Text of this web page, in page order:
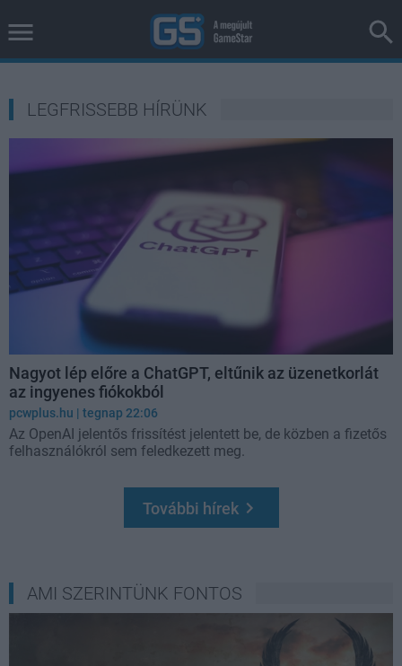
LEGFRISSEBB HÍRÜNK
Nagyot lép előre a ChatGPT, eltűnik az üzenetkorlát
az ingyenes fiókokból
pcwplus.hu | tegnap 22:06
Az OpenAI jelentős frissítést jelentett be, de közben a fizetős
felhasználókról sem feledkezett meg.
További hírek
Loaded:
AMI SZERINTÜNK FONTOS